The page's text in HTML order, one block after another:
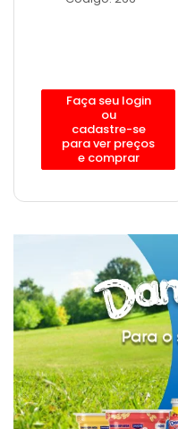
Faça seu login
ou
cadastre-se
para ver preços
e comprar